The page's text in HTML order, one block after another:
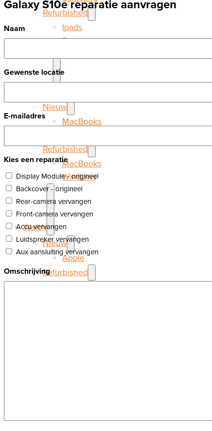
Refurbished
Ipads
Samsung
Nieuw
MacBooks
Refurbished
MacBooks
Windows
Watch
Nieuw
Apple
Refurbished
Galaxy S10e reparatie aanvragen
Naam
Gewenste locatie
E-mailadres
Kies een reparatie
Display Module - origineel
Backcover - origineel
Rear-camera vervangen
Front-camera vervangen
Accu vervangen
Luidspreker vervangen
Aux aansluiting vervangen
Omschrijving